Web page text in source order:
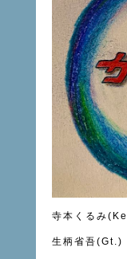
寺本くるみ
生柄省吾(Gt.)